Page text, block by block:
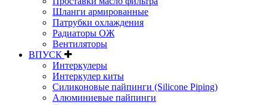
Шланги армированные
Патрубки охлаждения
Радиаторы ОЖ
Вентиляторы
ВПУСК
Интеркулеры
Интеркулер киты
Силиконовые пайпинги (Silicone Piping)
Алюминиевые пайпинги